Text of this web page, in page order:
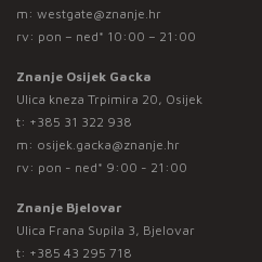
m: westgate@znanje.hr
rv: pon – ned* 10:00 – 21:00
Znanje Osijek Gacka
Ulica kneza Trpimira 20, Osijek
t: +385 31 322 938
m: osijek.gacka@znanje.hr
rv: pon - ned* 9:00 - 21:00
Znanje Bjelovar
Ulica Frana Supila 3, Bjelovar
t: +385 43 295 718